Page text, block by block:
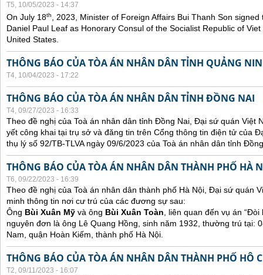
T5, 10/05/2023 - 14:37
On July 18th
, 2023, Minister of Foreign Affairs Bui Thanh Son
Daniel Paul Leaf as Honorary Consul of the Socialist Republic of
United States.
THÔNG BÁO CỦA TÒA ÁN NHÂN DÂN TỈNH QUẢNG
T4, 10/04/2023 - 17:22
THÔNG BÁO CỦA TÒA ÁN NHÂN DÂN TỈNH ĐỒNG NAI
T4, 09/27/2023 - 16:33
Theo đề nghị của Toà án nhân dân tỉnh Đồng Nai, Đại sứ quán Việt
yết công khai tại trụ sở và đăng tin trên Cổng thông tin điện tử của
thụ lý số 92/TB-TLVA ngày 09/6/2023 của Toà án nhân dân tỉnh
THÔNG BÁO CỦA TÒA ÁN NHÂN DÂN THÀNH PHỐ HÀ
T6, 09/22/2023 - 16:39
Theo đề nghị của Toà án nhân dân thành phố Hà Nội, Đại sứ quán
minh thông tin nơi cư trú của các đương sự sau:
Ông Bùi Xuân Mỹ và ông Bùi Xuân Toàn , liên quan đến vụ án
nguyên đơn là ông Lê Quang Hồng, sinh năm 1932, thường trú tại:
Nam, quận Hoàn Kiếm, thành phố Hà Nội.
THÔNG BÁO CỦA TÒA ÁN NHÂN DÂN THÀNH PHỐ HÔ
T2, 09/11/2023 - 16:07